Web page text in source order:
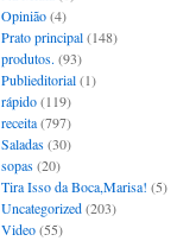
Opinião(4)
Prato principal(148)
produtos. (93)
Publieditorial(1)
rápido(119)
receita(797)
Saladas(30)
sopas(20)
Tira Isso da Boca,Marisa! (5)
Uncategorized(203)
Video(55)